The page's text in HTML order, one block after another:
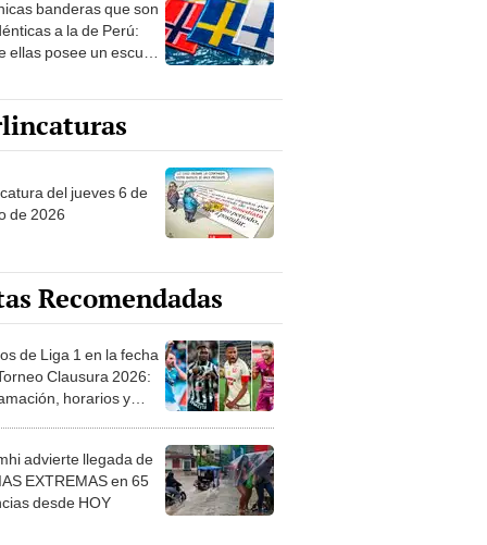
a la de Perú:
ellas posee un escudo
del jueves 6 de
de 2026
Recomendadas
de Liga 1 en la fecha
Clausura 2026:
horarios y
advierte llegada de
EXTREMAS en 65
desde HOY